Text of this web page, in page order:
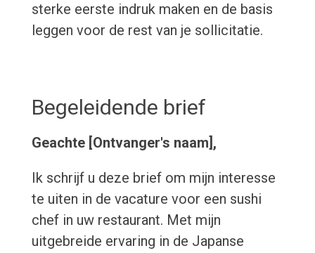
sterke eerste indruk maken en de basis
leggen voor de rest van je sollicitatie.
Begeleidende brief
Geachte [Ontvanger's naam],
Ik schrijf u deze brief om mijn interesse
te uiten in de vacature voor een sushi
chef in uw restaurant. Met mijn
uitgebreide ervaring in de Japanse